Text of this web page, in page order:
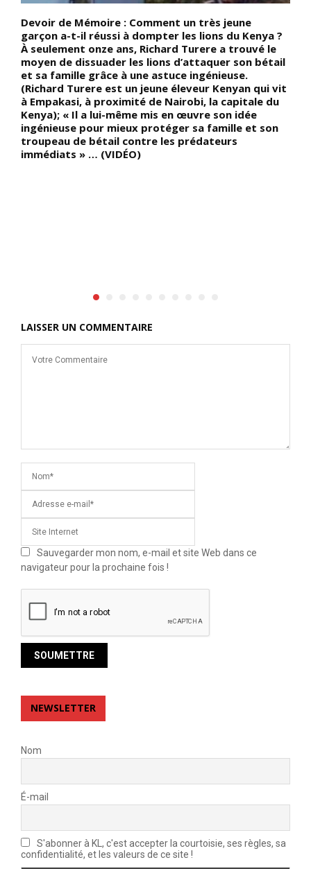
Devoir de Mémoire : Comment un très jeune
garçon a-t-il réussi à dompter les lions du Kenya ?
À seulement onze ans, Richard Turere a trouvé le
moyen de dissuader les lions d’attaquer son bétail
et sa famille grâce à une astuce ingénieuse.
(Richard Turere est un jeune éleveur Kenyan qui vit
à Empakasi, à proximité de Nairobi, la capitale du
Kenya); « Il a lui-même mis en œuvre son idée
ingénieuse pour mieux protéger sa famille et son
troupeau de bétail contre les prédateurs
immédiats » … (VIDÉO)
LAISSER UN COMMENTAIRE
Sauvegarder mon nom, e-mail et site Web dans ce
navigateur pour la prochaine fois !
NEWSLETTER
Nom
É-mail
S'abonner à KL, c'est accepter la courtoisie, ses règles, sa
confidentialité, et les valeurs de ce site !